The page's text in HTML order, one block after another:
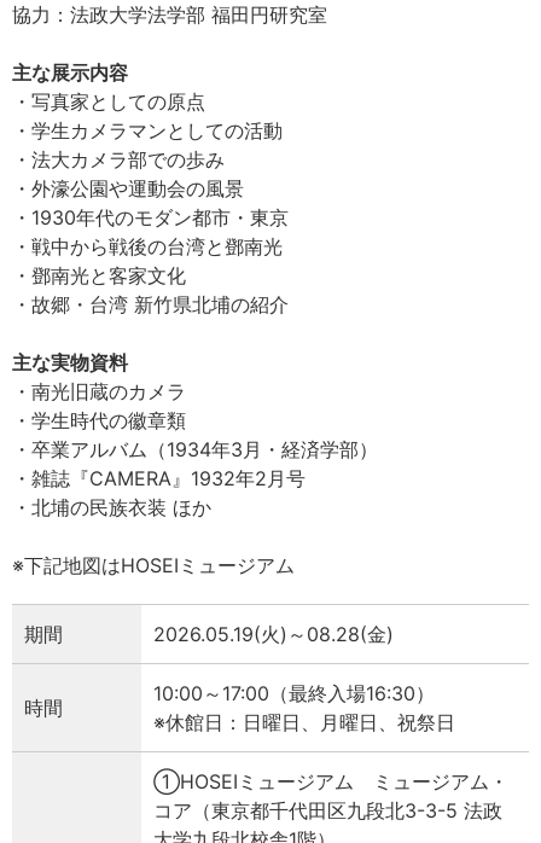
協力：法政大学法学部 福田円研究室
主な展示内容
・写真家としての原点
・学生カメラマンとしての活動
・法大カメラ部での歩み
・外濠公園や運動会の風景
・1930年代のモダン都市・東京
・戦中から戦後の台湾と鄧南光
・鄧南光と客家文化
・故郷・台湾 新竹県北埔の紹介
主な実物資料
・南光旧蔵のカメラ
・学生時代の徽章類
・卒業アルバム（1934年3月・経済学部）
・雑誌『CAMERA』1932年2月号
・北埔の民族衣装 ほか
※下記地図はHOSEIミュージアム
期間 2026.05.19(火)～08.28(金)
時間
10:00～17:00（最終入場16:30）
※休館日：日曜日、月曜日、祝祭日
①HOSEIミュージアム ミュージアム・
コア（東京都千代田区九段北3-3-5 法政